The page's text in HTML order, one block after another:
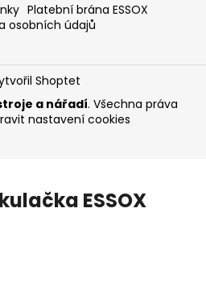
Platební brána ESSOX
osobních údajů
Shoptet
a nářadí. Všechna práva
nastavení cookies
ESSOX